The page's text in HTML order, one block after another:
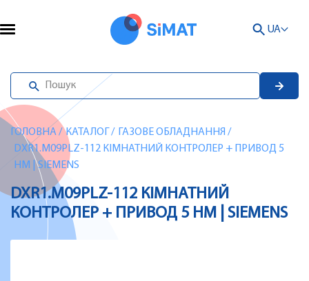
UA
ГОЛОВНА/ КАТАЛОГ / ГАЗОВЕ ОБЛАДНАННЯ /
DXR1.M09PLZ-112 КІМНАТНИЙ КОНТРОЛЕР + ПРИВОД 5
НМ | SIEMENS
DXR1.M09PLZ-112 КІМНАТНИЙ
КОНТРОЛЕР + ПРИВОД 5 НМ | SIEMENS